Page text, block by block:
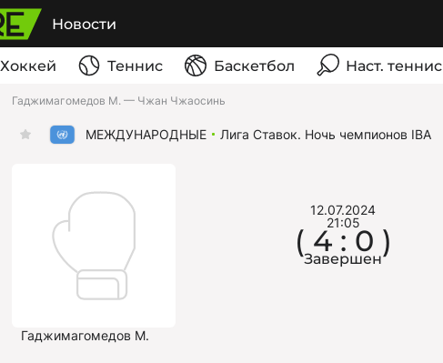
Новости
Хоккей Теннис Баскетбол Наст. теннис
Гаджимагомедов М. — Чжан Чжаосинь
МЕЖДУНАРОДНЫЕ Лига Ставок. Ночь чемпионов IBA
Гаджимагомедов М.
12.07.2024
21:05
( 4 : 0 )
Завершен